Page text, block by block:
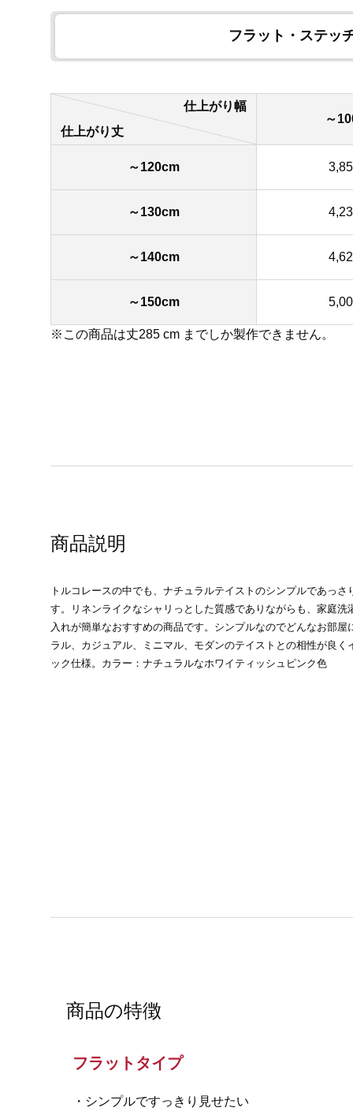
フラット・ステッ
仕上がり幅
仕上がり丈
～
～120cm
～130cm
～140cm
～150cm
※この商品は丈285 cm までしか製作できません。
商品説明
トルコレースの中でも、ナチュラルテイストのシンプルであっ
す。リネンライクなシャリっとした質感でありながらも、家庭洗
入れが簡単なおすすめの商品です。シンプルなのでどんなお部
ラル、カジュアル、ミニマル、モダンのテイストとの相性が良く
ック仕様。カラー：ナチュラルなホワイティッシュピンク色
商品の特徴
フラットタイプ
・シンプルですっきり見せたい